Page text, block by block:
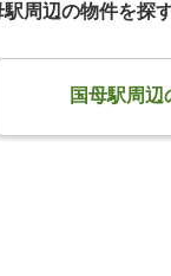
駅周辺の物件を探
国母駅周辺